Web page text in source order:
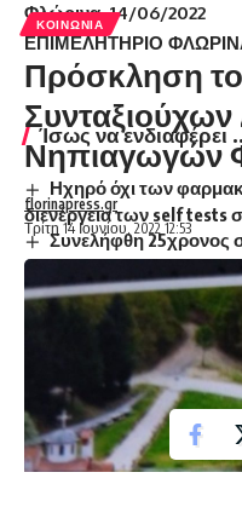
Φλώρινα, 14/06/2022
ΕΠΙΜΕΛΗΤΗΡΙΟ
Ίσως να ενδιαφέρει
Ηχηρό όχι των
διενέργεια των self tests
Συνελήφθη 25χρονος
Μήνυμα του
την Παγκόσμια ημέρα
Μήνυμα του
Τάσκα για την Εθνική
Συμμετοχή του
Φλώρινας στο
θέρμανσης
ΚΟΙΝΩΝΊΑ
Πρόσκληση
Νηπιαγωγών
Τρίτη 14 Ιουνίου, 2022 12:53
florinapress.gr